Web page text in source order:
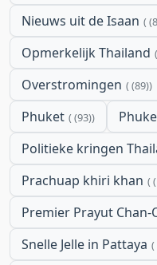
Nieuws uit de Isaan
Opmerkelijk Thailand
Overstromingen (89)
Phuket (93)
Politieke kringen
Prachuap khiri khan
Premier Prayut Chan-
Snelle Jelle in Pattaya